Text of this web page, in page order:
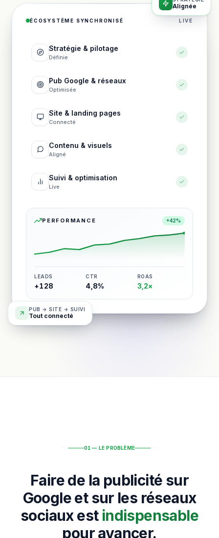
ÉCOSYSTÈME SYNCHRONISÉ LIVE
Stratégie & pilotage
Définie
Pub Google & réseaux
Optimisée
Site & landing pages
Connecté
Contenu & visuels
Aligné
Suivi & optimisation
Live
PERFORMANCE +42%
LEADS
+128
CTR
4,8%
ROAS
3,2×
Alignée
PUB → SITE → SUIVI
Tout connecté
01 — LE PROBLÈME
Faire de la publicité sur
Google et sur les réseaux
sociaux est indispensable
pour avancer.